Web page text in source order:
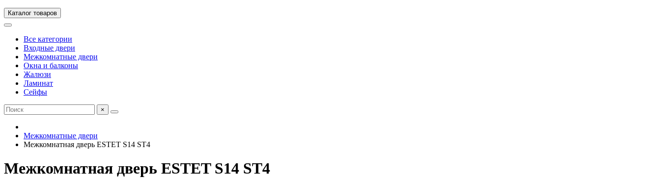
Каталог товаров
Все категории
Входные двери
Межкомнатные двери
Окна и балконы
Жалюзи
Ламинат
Сейфы
×
Межкомнатные двери
Межкомнатная дверь ESTET S14 ST4
Межкомнатная дверь ESTET S14 ST4